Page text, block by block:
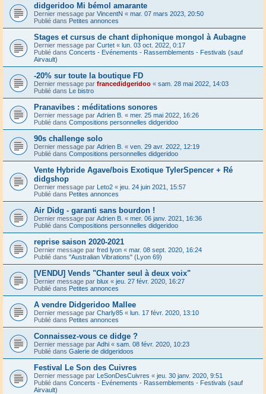
didgeridoo Mi bémol amarante
Dernier message par VincentN « mar. 07 mars 2023, 20:50
Publié dans Petites annonces
Stages et cursus de chant diphonique mongol à Aubagne
Dernier message par Curtet « lun. 03 oct. 2022, 0:17
Publié dans Concerts - Evénements - Rassemblements - Festivals (sauf
Airvault)
-20% sur toute la boutique FD
Dernier message par francedidgeridoo « sam. 28 mai 2022, 14:03
Publié dans Le bistro
Pranavibes : méditations sonores
Dernier message par Adrien B. « mer. 25 mai 2022, 16:26
Publié dans Compositions personnelles didgeridoo
90s challenge solo
Dernier message par Adrien B. « ven. 29 avr. 2022, 12:19
Publié dans Compositions personnelles didgeridoo
Vente Hybride Agave/bois Exotique TylerSpencer + Ré
didgshop
Dernier message par Leto2 « jeu. 24 juin 2021, 15:57
Publié dans Petites annonces
Air Didg - garanti sans bourdon !
Dernier message par Adrien B. « mer. 06 janv. 2021, 16:36
Publié dans Compositions personnelles didgeridoo
reprise saison 2020-2021
Dernier message par fred lyon « mar. 08 sept. 2020, 16:24
Publié dans "Australian Vibrations" (Lyon 69)
[VENDU] Vends "Chanter seul à deux voix"
Dernier message par blux « jeu. 27 févr. 2020, 16:27
Publié dans Petites annonces
A vendre Didgeridoo Mallee
Dernier message par Charly85 « lun. 17 févr. 2020, 13:10
Publié dans Petites annonces
Connaissez-vous ce didge ?
Dernier message par Adhi « sam. 08 févr. 2020, 10:23
Publié dans Galerie de didgeridoos
Festival Le Son des Cuivres
Dernier message par LeSonDesCuivres « jeu. 30 janv. 2020, 9:51
Publié dans Concerts - Evénements - Rassemblements - Festivals (sauf
Airvault)